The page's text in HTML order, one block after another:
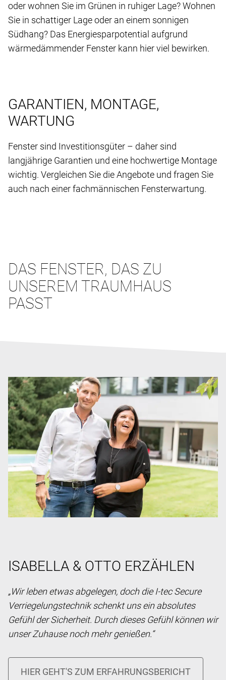
oder wohnen Sie im Grünen in ruhiger Lage? Wohnen
Sie in schattiger Lage oder an einem sonnigen
Südhang? Das Energiesparpotential aufgrund
wärmedämmender Fenster kann hier viel bewirken.
GARANTIEN, MONTAGE,
WARTUNG
Fenster sind Investitionsgüter – daher sind
langjährige Garantien und eine hochwertige Montage
wichtig. Vergleichen Sie die Angebote und fragen Sie
auch nach einer fachmännischen Fensterwartung.
DAS FENSTER, DAS ZU
UNSEREM TRAUMHAUS
PASST
ISABELLA & OTTO ERZÄHLEN
„Wir leben etwas abgelegen, doch die I-tec Secure
Verriegelungstechnik schenkt uns ein absolutes
Gefühl der Sicherheit. Durch dieses Gefühl können wir
unser Zuhause noch mehr genießen.“